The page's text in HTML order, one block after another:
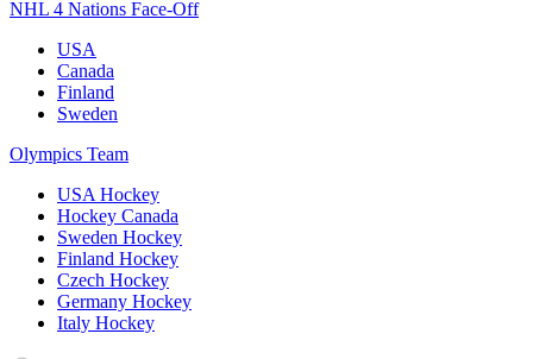
NHL 4 Nations Face-Off
USA
Canada
Finland
Sweden
Olympics Team
USA Hockey
Hockey Canada
Sweden Hockey
Finland Hockey
Czech Hockey
Germany Hockey
Italy Hockey